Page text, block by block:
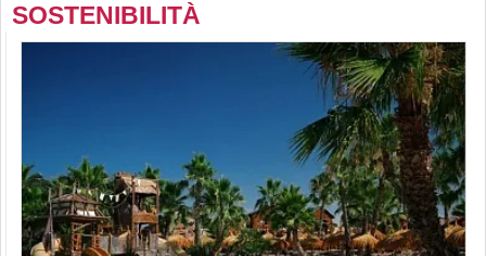
SOSTENIBILITÀ